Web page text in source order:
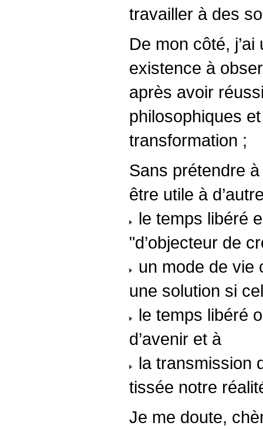
travailler à des
De mon côté,
existence à
après avoir
philosophiques
transformation ;
Sans prétendre
être utile à
le temps libéré
"d’objecteur de
un mode de vie
une solution si
le temps libéré
d’avenir et à
la transmission
tissée notre
Je me doute,